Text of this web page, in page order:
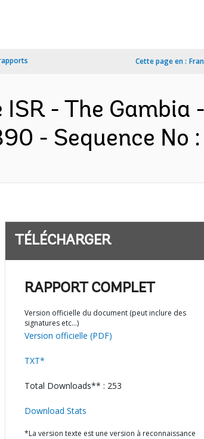
Cette page en :
- The
- Sequence No
TÉLÉCHARGER
RAPPORT COMPLET
Version officielle du document (peut inclure des
signatures etc…)
Version officielle (PDF)
TXT*
Total Downloads** : 253
Download Stats
*La version texte est une version à reconnaissance